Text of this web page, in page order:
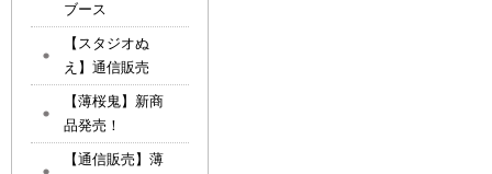
ブース
【スタジオぬ
え】通信販売
【薄桜鬼】新商
品発売！
【通信販売】薄